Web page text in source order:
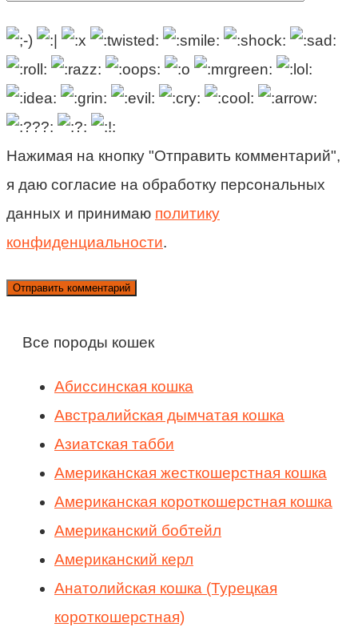
Нажимая на кнопку "Отправить комментарий",
я даю согласие на обработку персональных
данных и принимаю политику
конфиденциальности.
Все породы кошек
Абиссинская кошка
Австралийская дымчатая кошка
Азиатская табби
Американская жесткошерстная кошка
Американская короткошерстная кошка
Американский бобтейл
Американский керл
Анатолийская кошка (Турецкая
короткошерстная)